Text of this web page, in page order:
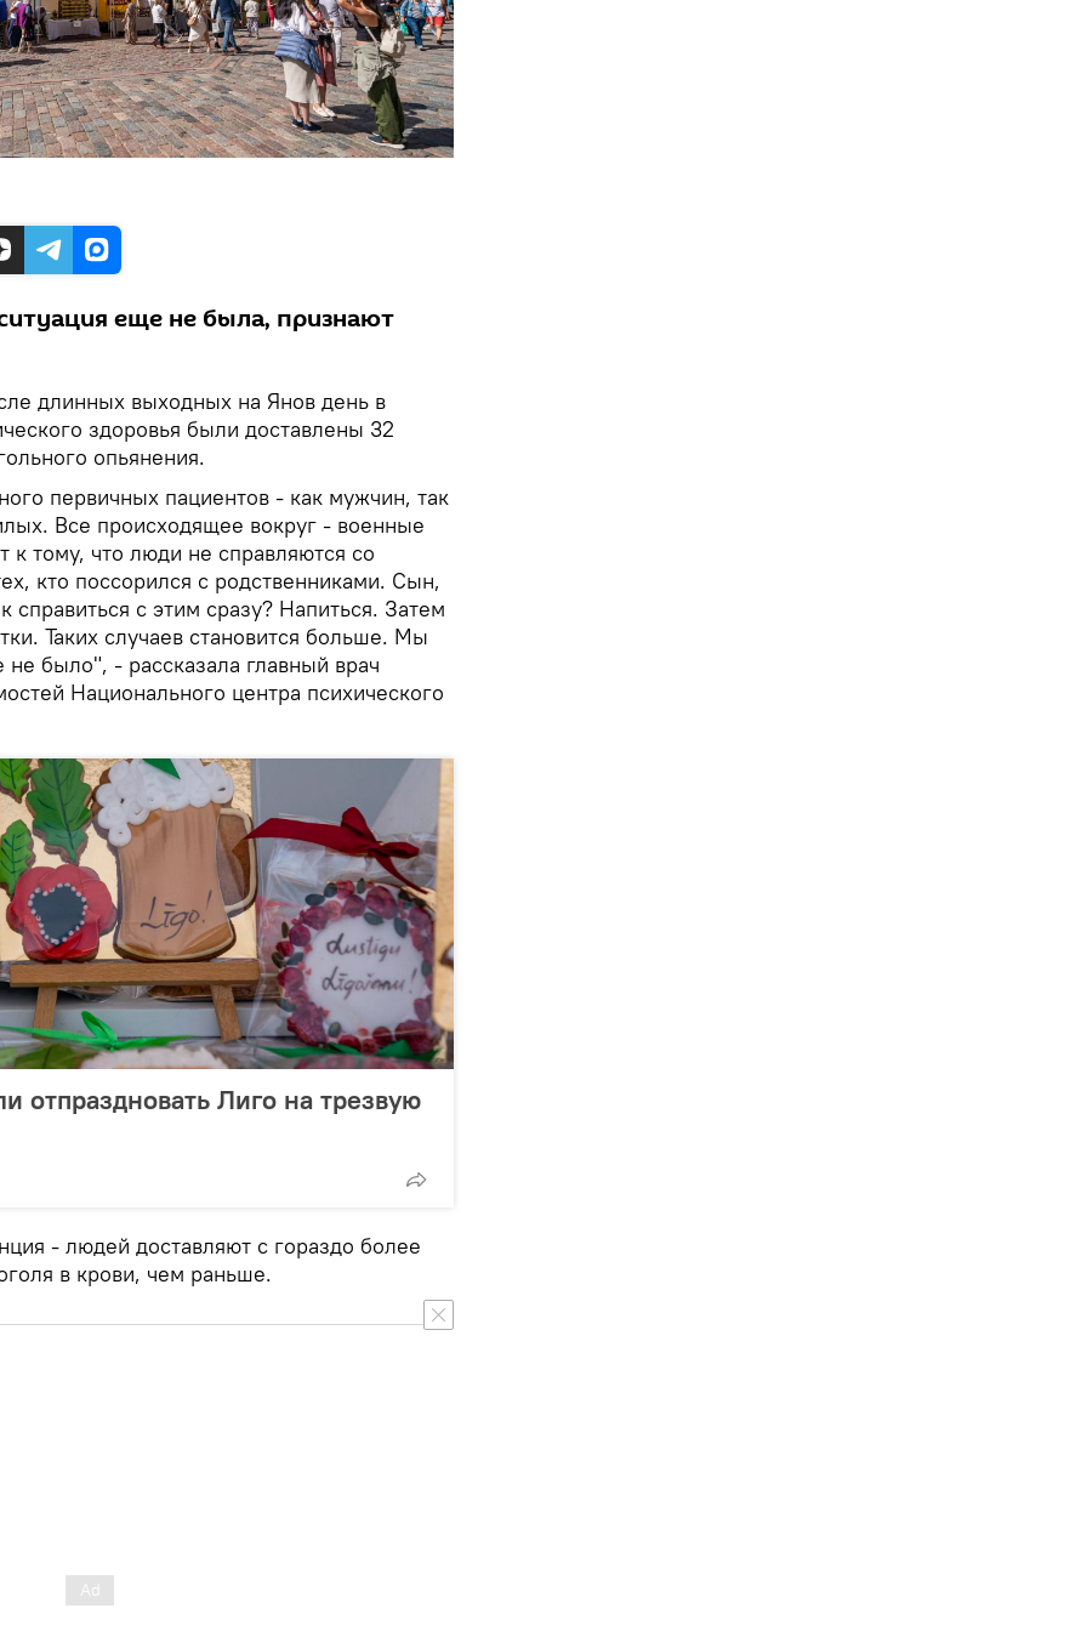
еще не была, признают
длинных выходных на Янов день в
здоровья были доставлены 32
опьянения.
первичных пациентов - как мужчин, так
Все происходящее вокруг - военные
к тому, что люди не справляются со
кто поссорился с родственниками. Сын,
справиться с этим сразу? Напиться. Затем
Таких случаев становится больше. Мы
было", - рассказала главный врач
Национального центра психического
отпраздновать Лиго на трезвую
- людей доставляют с гораздо более
в крови, чем раньше.